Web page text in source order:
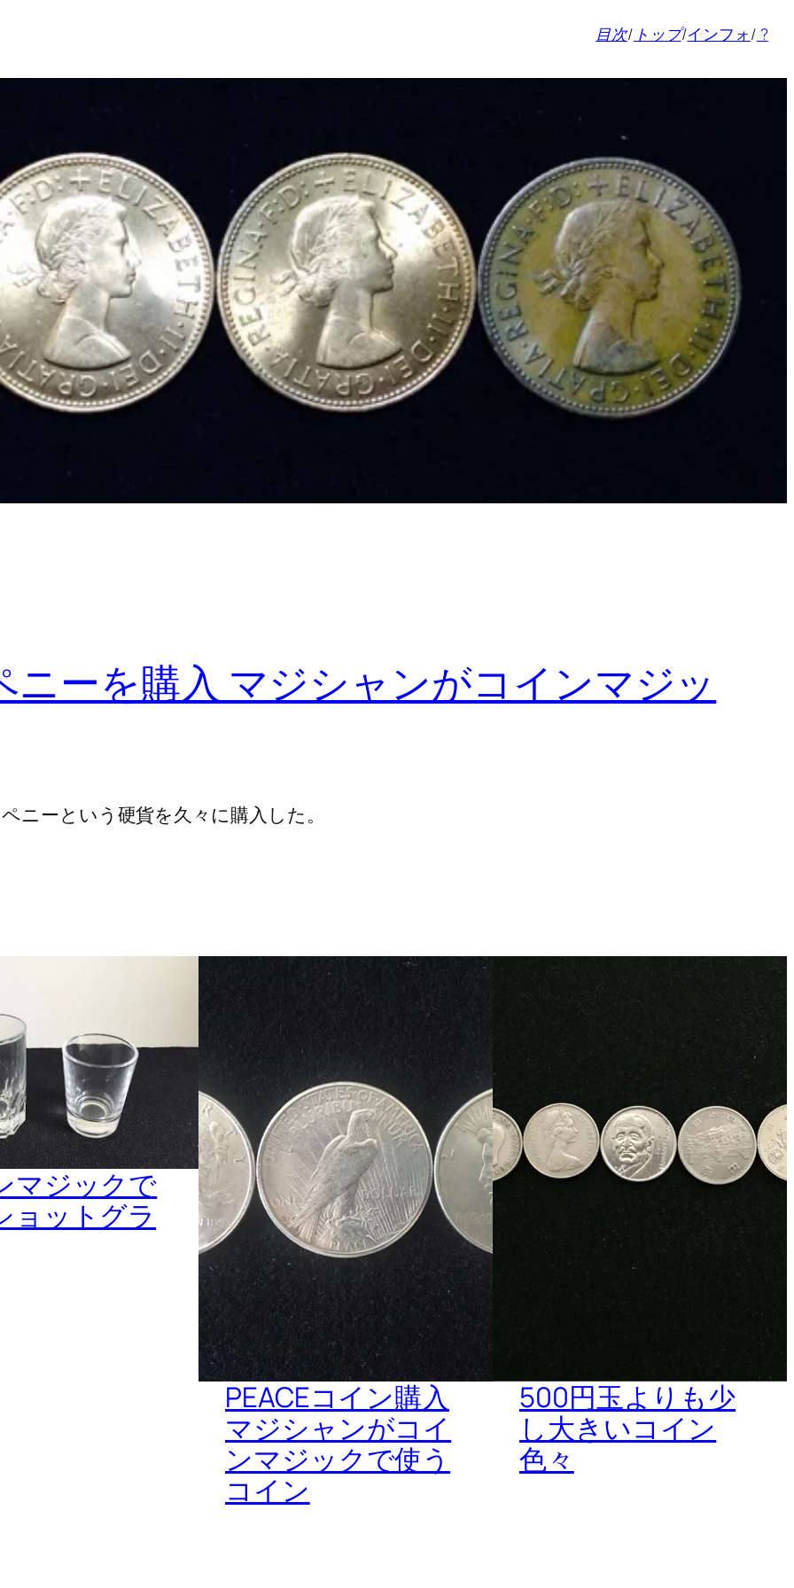
目次/ トップ/インフォ/ ?
ーを購入 マジシャンがコインマジッ
ニーという硬貨を久々に購入した。
マジックで
ョットグラ
PEACEコイン購入
マジシャンがコイ
ンマジックで使う
コイン
500円玉よりも少
し大きいコイン
色々